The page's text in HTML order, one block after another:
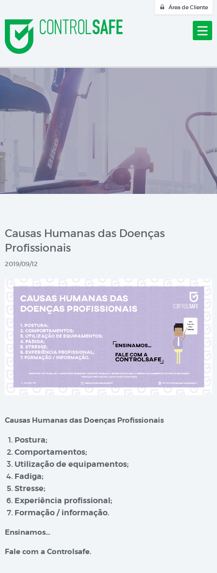
Área de Cliente
Causas Humanas das Doenças
Profissionais
2019/09/12
Causas Humanas das Doenças Profissionais
Postura;
Comportamentos;
Utilização de equipamentos;
Fadiga;
Stresse;
Experiência profissional;
Formação / informação.
Ensinamos…
Fale com a Controlsafe.